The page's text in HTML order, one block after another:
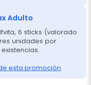
Adulto
6 sticks (valorado
unidades por
esta promoción